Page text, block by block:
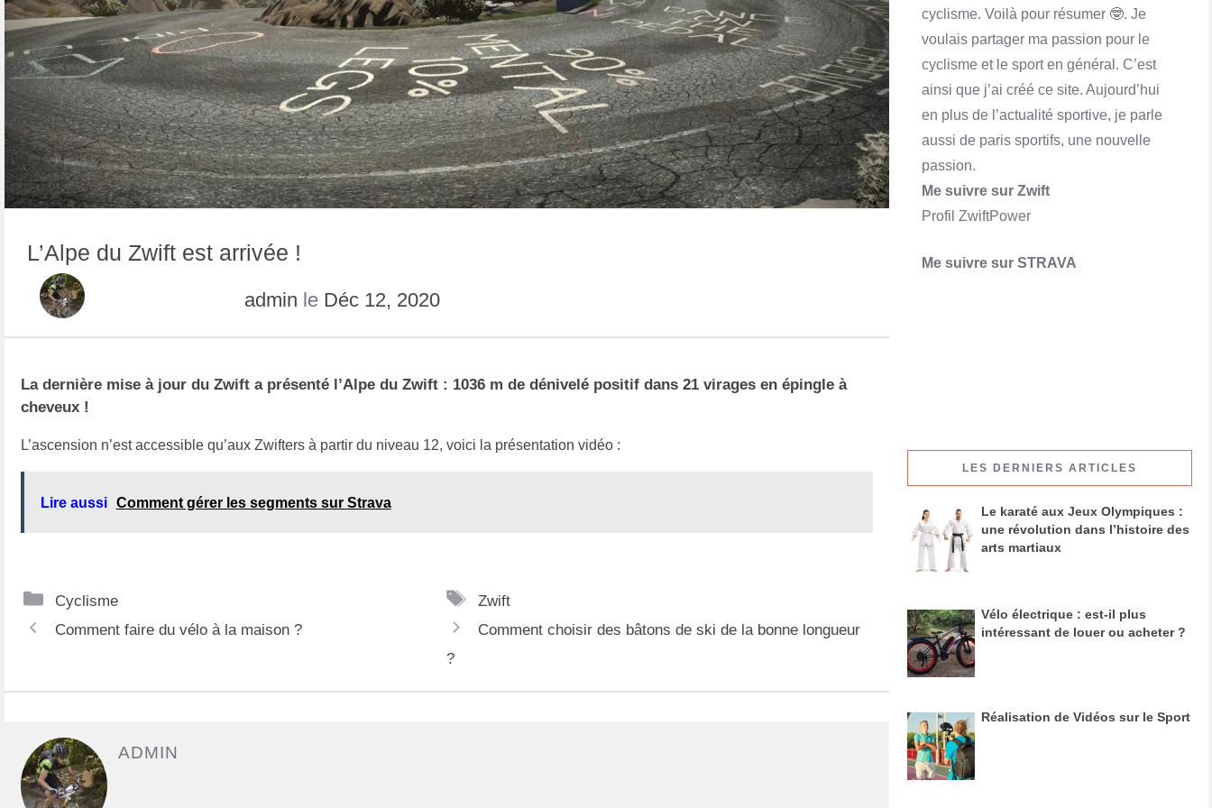
Qu'est-ce que Skrill ? Comment ça marche?
En savoir plus
L’Alpe du Zwift est arrivée !
admin le Déc 12, 2020
La dernière mise à jour du Zwift a présenté l’Alpe du Zwift : 1036 m de dénivelé positif dans 21 virages en épingle à
cheveux !
L’ascension n’est accessible qu’aux Zwifters à partir du niveau 12, voici la présentation vidéo :
Lire aussi Comment gérer les segments sur Strava
C
a
é
o
r
i
Cyclisme
É
t
q
Zwift
N
v
a
t
Comment faire du vélo à la maison ?
Comment choisir des bâtons de ski de la bonne longueur
?
ADMIN
cyclisme. Voilà pour résumer 🤓. Je
voulais partager ma passion pour le
cyclisme et le sport en général. C’est
ainsi que j’ai créé ce site. Aujourd’hui
en plus de l’actualité sportive, je parle
aussi de paris sportifs, une nouvelle
passion.
Me suivre sur Zwift
Profil ZwiftPower
Me suivre sur STRAVA
LES DERNIERS ARTICLES
Le karaté aux Jeux Olympiques :
une révolution dans l’histoire des
arts martiaux
Vélo électrique : est-il plus
intéressant de louer ou acheter ?
Réalisation de Vidéos sur le Sport